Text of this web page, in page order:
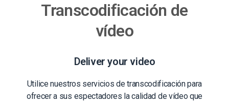
Transcodificación de
vídeo
Deliver your video
Utilice nuestros servicios de transcodificación para
ofrecer a sus espectadores la calidad de vídeo que